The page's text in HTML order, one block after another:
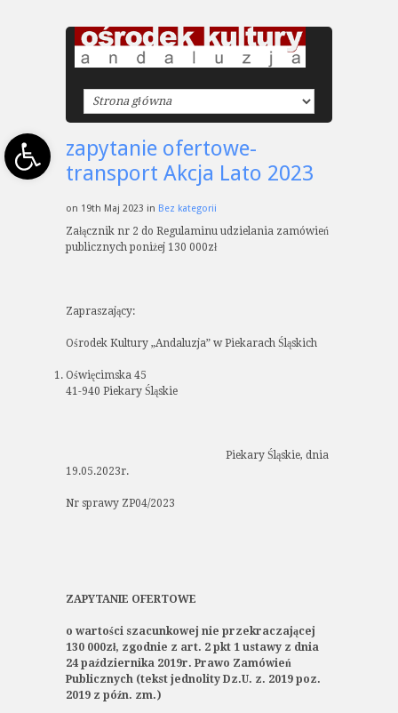
Open toolbarzapytanie ofertowe-
transport Akcja Lato 2023
on 19th Maj 2023 in Bez kategorii
Załącznik nr 2 do Regulaminu udzielania zamówień
publicznych poniżej 130 000zł
Zapraszający:
Ośrodek Kultury „Andaluzja” w Piekarach Śląskich
Oświęcimska 45
41-940 Piekary Śląskie
Piekary Śląskie, dnia
19.05.2023r.
Nr sprawy ZP04/2023
ZAPYTANIE OFERTOWE
o wartości szacunkowej nie przekraczającej
130 000zł, zgodnie z art. 2 pkt 1 ustawy z dnia
24 października 2019r. Prawo Zamówień
Publicznych (tekst jednolity Dz.U. z. 2019 poz.
2019 z późn. zm.)